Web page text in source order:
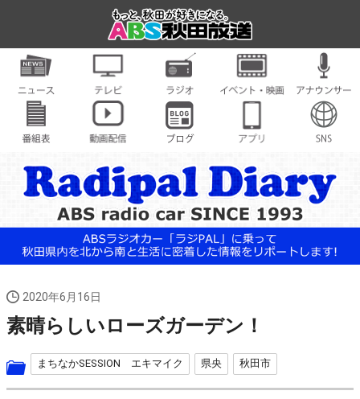
2020年6月16日
素晴らしいローズガーデン！
まちなかSESSION エキマイク 県央 秋田市